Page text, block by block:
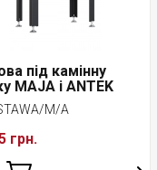
під камінну
MAJA і ANTEK
M/A
грн.